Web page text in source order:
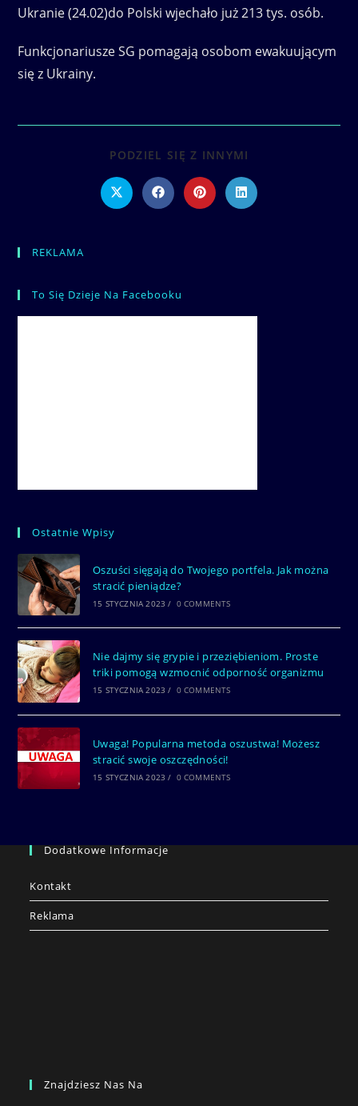
Ukranie (24.02)do Polski wjechało już 213 tys. osób.
Funkcjonariusze SG pomagają osobom ewakuującym
się z Ukrainy.
PODZIEL SIĘ Z INNYMI
CONTENT
Opens
in
Opens
in
Opens
in
Opens
in
REKLAMA
To Się Dzieje Na Facebooku
Ostatnie Wpisy
Oszuści sięgają do Twojego portfela. Jak można
stracić pieniądze?
15 STYCZNIA 2023 / 0 COMMENTS
Nie dajmy się grypie i przeziębieniom. Proste
triki pomogą wzmocnić odporność organizmu
15 STYCZNIA 2023 / 0 COMMENTS
Uwaga! Popularna metoda oszustwa! Możesz
stracić swoje oszczędności!
15 STYCZNIA 2023 / 0 COMMENTS
Dodatkowe Informacje
Kontakt
Reklama
Znajdziesz Nas Na